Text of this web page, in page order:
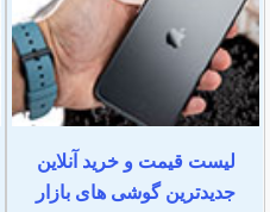
لیست قیمت و خرید آنلاین
جدیدترین گوشی های بازار